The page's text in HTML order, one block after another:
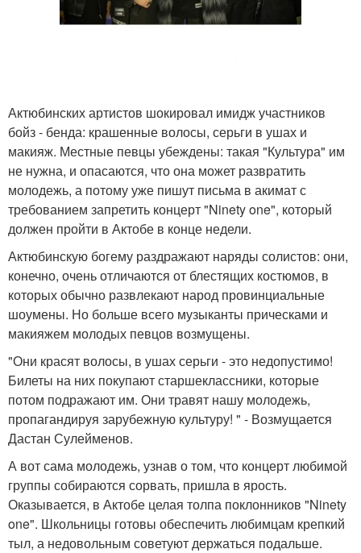
Актюбинских артистов шокировал имидж участников
бойз - бенда: крашенные волосы, серьги в ушах и
макияж. Местные певцы убеждены: такая "Культура" им
не нужна, и опасаются, что она может развратить
молодежь, а потому уже пишут письма в акимат с
требованием запретить концерт "Ninety one", который
должен пройти в Актобе в конце недели.
Актюбинскую богему раздражают наряды солистов: они,
конечно, очень отличаются от блестящих костюмов, в
которых обычно развлекают народ провинциальные
шоумены. Но больше всего музыканты прическами и
макияжем молодых певцов возмущены.
"Они красят волосы, в ушах серьги - это недопустимо!
Билеты на них покупают старшеклассники, которые
потом подражают им. Они травят нашу молодежь,
пропагандируя зарубежную культуру! " - Возмущается
Дастан Сулейменов.
А вот сама молодежь, узнав о том, что концерт любимой
группы собираются сорвать, пришла в ярость.
Оказывается, в Актобе целая толпа поклонников "Ninety
one". Школьницы готовы обеспечить любимцам крепкий
тыл, а недовольным советуют держаться подальше.